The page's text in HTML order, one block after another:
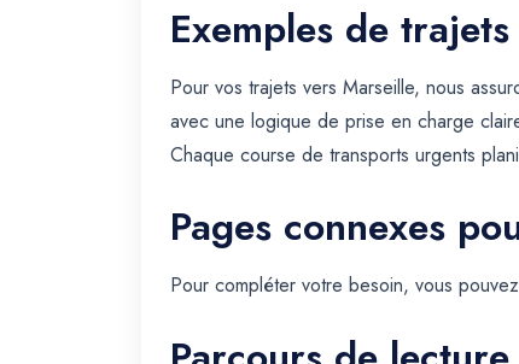
Exemples de
Pour vos trajets vers Marseille, nous
avec une logique de prise en charge
Chaque course de transports urgents
Pages connexes
Pour compléter votre besoin, vous